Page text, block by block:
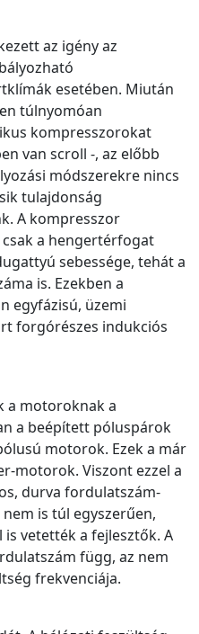
az igény az
esetében. Miután
túlnyomóan
kompresszorokat
van scroll -, az előbb
módszerekre nincs
tulajdonság
A kompresszor
a hengertérfogat
sebessége, tehát a
is. Ezekben a
egyfázisú, üzemi
forgórészes indukciós
a motoroknak a
a beépített póluspárok
motorok. Ezek a már
motorok. Viszont ezzel a
durva fordulatszám-
is túl egyszerűen,
vetették a fejlesztők. A
függ, az nem
frekvenciája.